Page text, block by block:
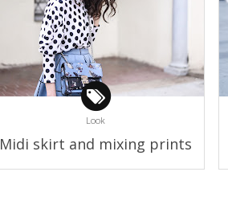
Look
Midi skirt and mixing prints